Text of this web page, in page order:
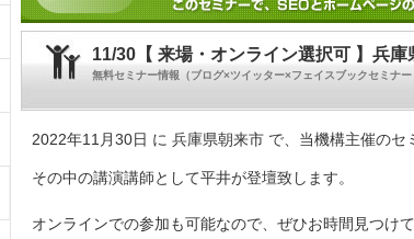
11/30【 来場・オンライン選択可 】兵
無料セミナー情報（ブログ×ツイッター×フェイスブックセミナ
2022年11月30日 に 兵庫県朝来市 で、当機構主催のセ
その中の講演講師として平井が登壇致します。
オンラインでの参加も可能なので、ぜひお時間見つけ